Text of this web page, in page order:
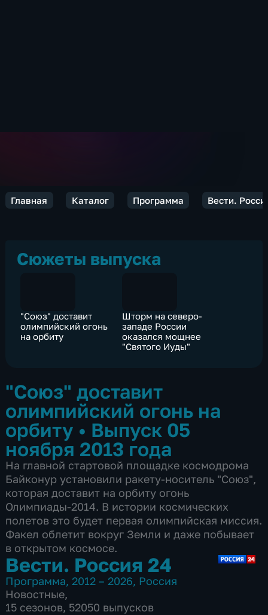
Главная Каталог Программа Вести.
Сюжеты выпуска
"Союз" доставит
олимпийский огонь
на орбиту
Шторм на северо-
западе России
оказался мощнее
"Святого Иуды"
"Союз" доставит
олимпийский огонь на
орбиту • Выпуск 05
ноября 2013 года
На главной стартовой площадке космодрома
Байконур установили ракету-носитель "Союз",
которая доставит на орбиту огонь
Олимпиады-2014. В истории космических
полетов это будет первая олимпийская миссия.
Факел облетит вокруг Земли и даже побывает
в открытом космосе.
Вести. Россия 24
Программа, 2012 – 2026, Россия
Новостные,
15 сезонов, 52050 выпусков